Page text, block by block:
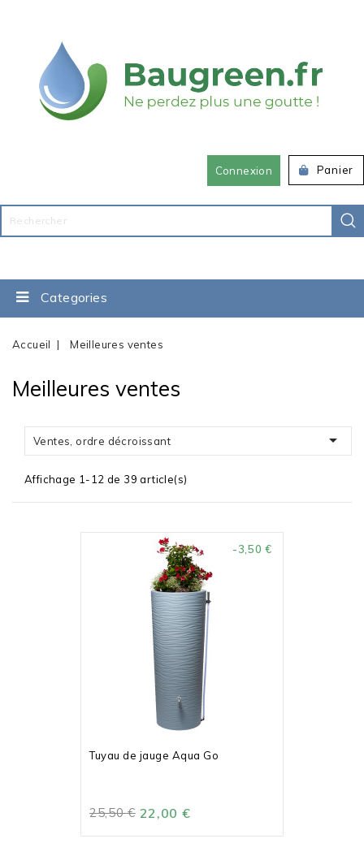
Panier
Connexion
Categories
Accueil Meilleures ventes
Meilleures ventes
Ventes, ordre décroissant 
Affichage 1-12 de 39 article(s)
Tuyau de jauge Aqua Go
25,50 €
-3,50 €
22,00 €